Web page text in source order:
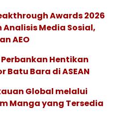
Awards 2026
Media Sosial,
AEO
Hentikan
Batu Bara di ASEAN
Global melalui
Manga yang Tersedia